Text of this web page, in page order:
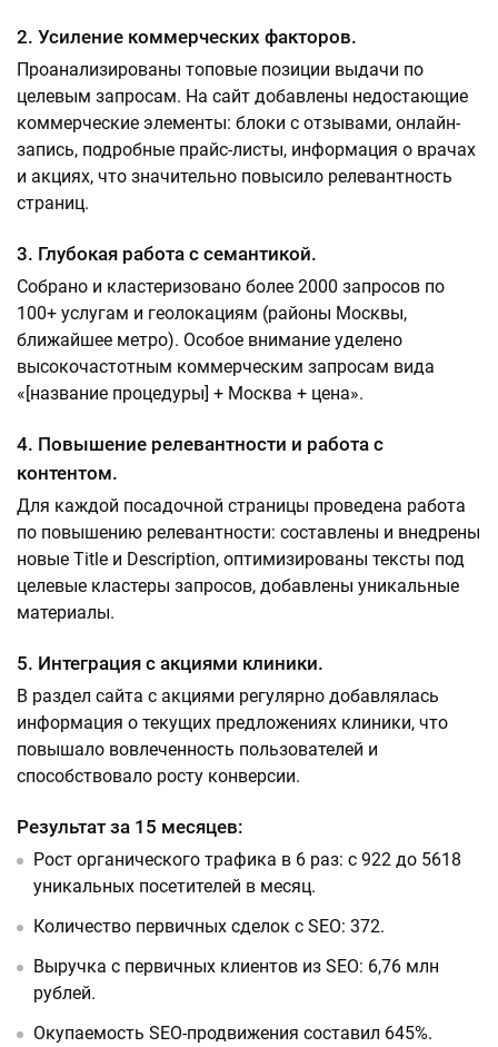
2. Усиление коммерческих факторов.
Проанализированы топовые позиции выдачи по
целевым запросам. На сайт добавлены недостающие
коммерческие элементы: блоки с отзывами, онлайн-
запись, подробные прайс-листы, информация о врачах
и акциях, что значительно повысило релевантность
страниц.
3. Глубокая работа с семантикой.
Собрано и кластеризовано более 2000 запросов по
100+ услугам и геолокациям (районы Москвы,
ближайшее метро). Особое внимание уделено
высокочастотным коммерческим запросам вида
«[название процедуры] + Москва + цена».
4. Повышение релевантности и работа с
контентом.
Для каждой посадочной страницы проведена работа
по повышению релевантности: составлены и внедрены
новые Title и Description, оптимизированы тексты под
целевые кластеры запросов, добавлены уникальные
материалы.
5. Интеграция с акциями клиники.
В раздел сайта с акциями регулярно добавлялась
информация о текущих предложениях клиники, что
повышало вовлеченность пользователей и
способствовало росту конверсии.
Результат за 15 месяцев:
Рост органического трафика в 6 раз: с 922 до 5618
уникальных посетителей в месяц.
Количество первичных сделок с SEO: 372.
Выручка с первичных клиентов из SEO: 6,76 млн
рублей.
Окупаемость SEO-продвижения составил 645%.